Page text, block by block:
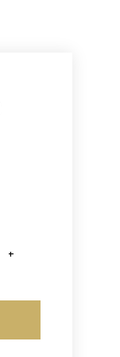
+